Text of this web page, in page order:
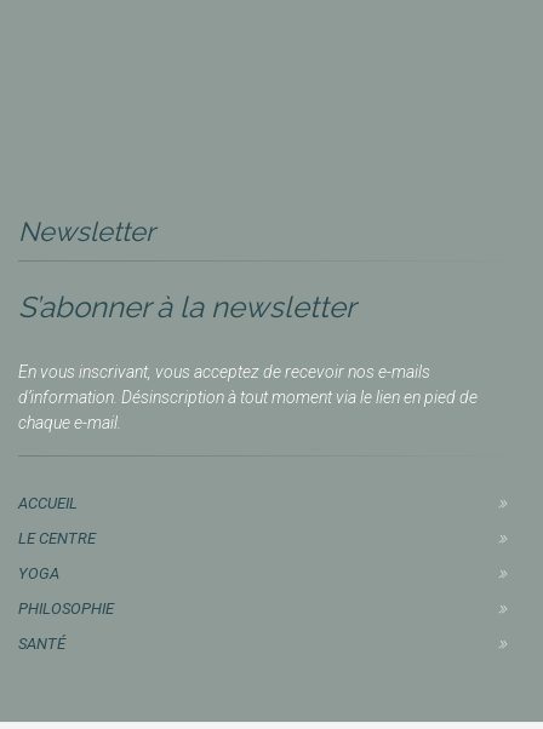
Newsletter
S’abonner à la newsletter
En vous inscrivant, vous acceptez de recevoir nos e-mails
d’information. Désinscription à tout moment via le lien en pied de
chaque e-mail.
ACCUEIL
LE CENTRE
YOGA
PHILOSOPHIE
SANTÉ